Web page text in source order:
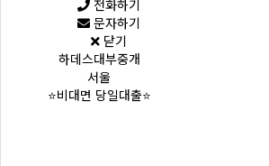
전화하기
문자하기
닫기
하데스대부중개
서울
⭐비대면 당일대출⭐